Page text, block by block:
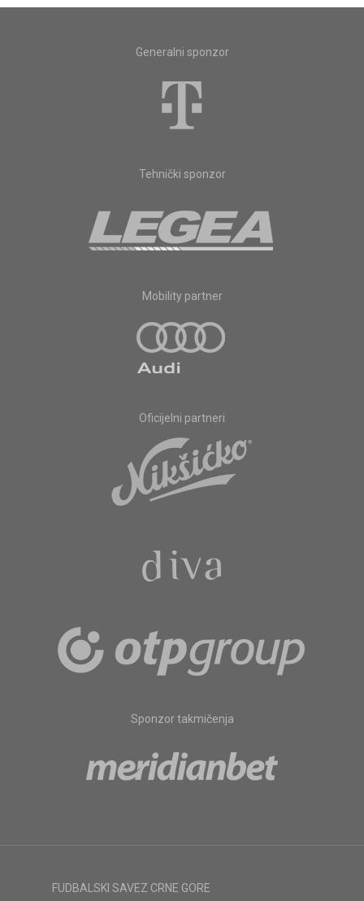
Generalni sponzor
Tehnički sponzor
Mobility partner
Oficijelni partneri
Sponzor takmičenja
FUDBALSKI SAVEZ CRNE GORE